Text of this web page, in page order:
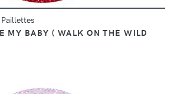
MY BABY ( WALK ON THE WILD